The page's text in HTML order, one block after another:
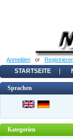
Anmelden or
STARTSEITE
Sprachen
Kategorien